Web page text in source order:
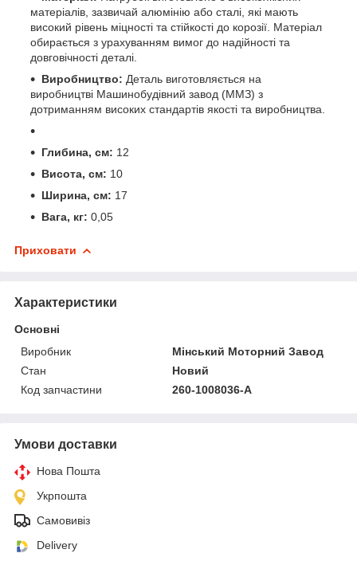
матеріалів, зазвичай алюмінію або сталі, які мають
високий рівень міцності та стійкості до корозії. Матеріал
обирається з урахуванням вимог до надійності та
довговічності деталі.
Виробництво: Деталь виготовляється на
виробництві Машинобудівний завод (ММЗ) з
дотриманням високих стандартів якості та виробництва.
Глибина, см: 12
Висота, см: 10
Ширина, см: 17
Вага, кг: 0,05
Приховати
Характеристики
Основні
Виробник
Мінський Моторний Завод
Стан
Новий
Код запчастини
260-1008036-А
Умови доставки
Нова Пошта
Укрпошта
Самовивіз
Delivery